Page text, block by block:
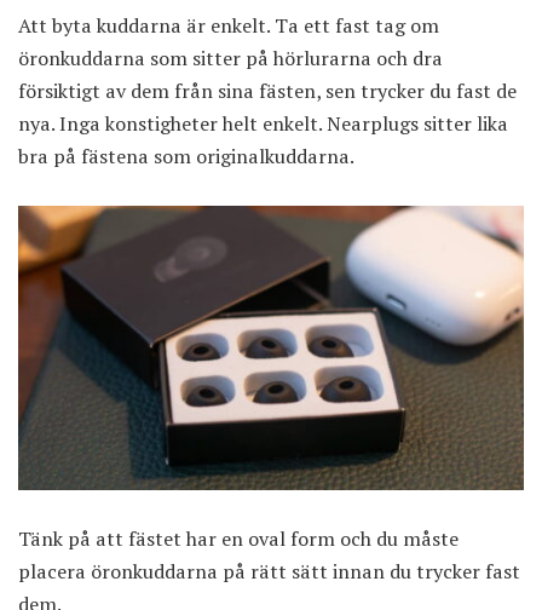
Att byta kuddarna är enkelt. Ta ett fast tag om
öronkuddarna som sitter på hörlurarna och dra
försiktigt av dem från sina fästen, sen trycker du fast de
nya. Inga konstigheter helt enkelt. Nearplugs sitter lika
bra på fästena som originalkuddarna.
Tänk på att fästet har en oval form och du måste
placera öronkuddarna på rätt sätt innan du trycker fast
dem.